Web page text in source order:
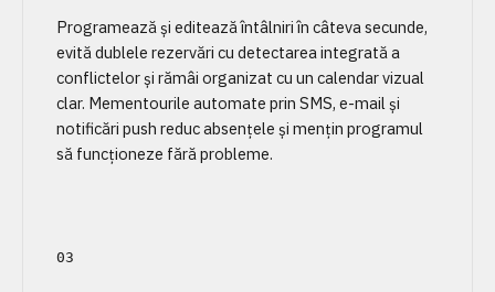
Programează și editează întâlniri în câteva secunde,
evită dublele rezervări cu detectarea integrată a
conflictelor și rămâi organizat cu un calendar vizual
clar. Mementourile automate prin SMS, e-mail și
notificări push reduc absențele și mențin programul
să funcționeze fără probleme.
03